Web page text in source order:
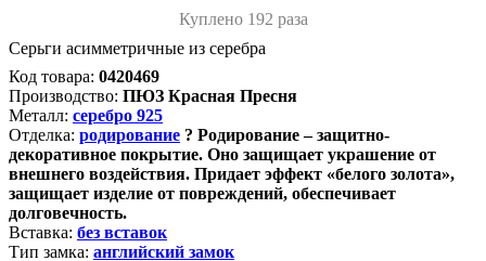
Куплено 192 раза
Серьги асимметричные из серебра
Код товара: 0420469
Производство: ПЮЗ Красная Пресня
Металл: серебро 925
Отделка: родирование ? Родирование – защитно-
декоративное покрытие. Оно защищает украшение от
внешнего воздействия. Придает эффект «белого золота»,
защищает изделие от повреждений, обеспечивает
долговечность.
Вставка: без вставок
Тип замка: английский замок